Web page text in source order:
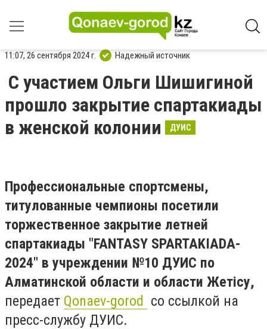
11:07, 26 сентября 2024 г. Надежный источник
С участием Ольги Шишигиной
прошло закрытие спартакиады
в женской колонии
ДУИС
Профессиональные спортсмены,
титулованные чемпионы посетили
торжественное закрытие летней
спартакиады "FANTASY SPARTAKIADA-
2024" в учреждении №10 ДУИС по
Алматинской области и области Жетісу,
передает Qonaev-gorod со ссылкой на
пресс-службу ДУИС.